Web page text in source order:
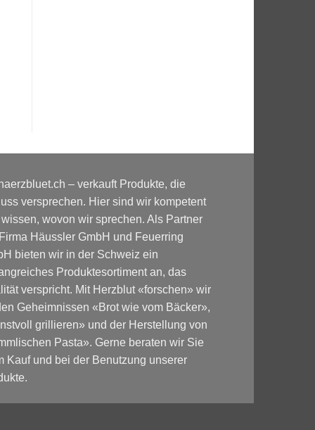
– verkauft Produkte, die
versprechen. Hier sind wir kompetent
wovon wir sprechen. Als Partner
Häussler GmbH und Feuerring
bieten wir in der Schweiz ein
Produktesortiment an, das
verspricht. Mit Herzblut «forschen» wir
Geheimnissen «Brot wie vom Bäcker»,
grillieren» und der Herstellung von
Pasta». Gerne beraten wir Sie
Kauf und bei der Benutzung unserer